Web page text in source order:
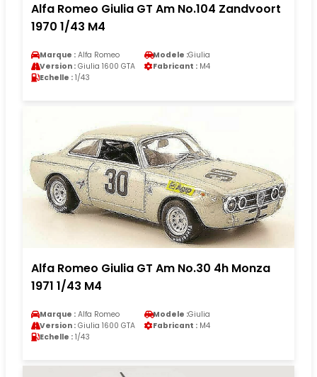
Alfa Romeo Giulia GT Am No.104 Zandvoort
1970 1/43 M4
Marque : Alfa Romeo Modele :Giulia
Version : Giulia 1600 GTA Fabricant : M4
Echelle : 1/43
Alfa Romeo Giulia GT Am No.30 4h Monza
1971 1/43 M4
Marque : Alfa Romeo Modele :Giulia
Version : Giulia 1600 GTA Fabricant : M4
Echelle : 1/43